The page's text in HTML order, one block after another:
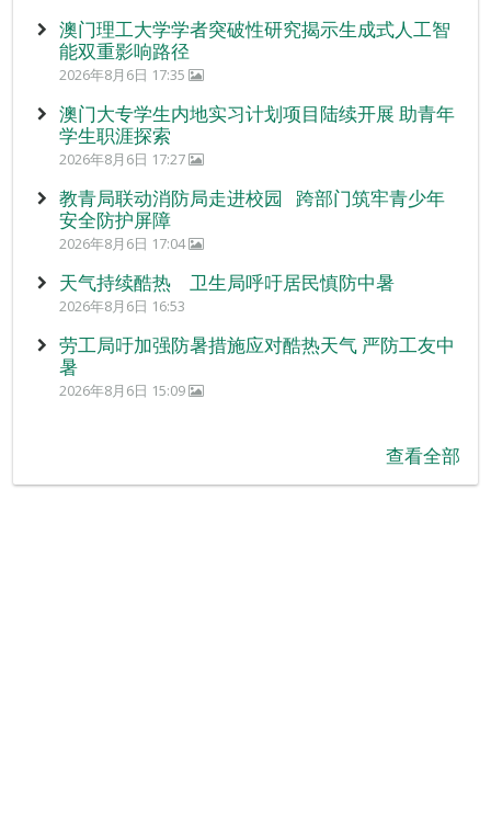
澳门理工大学学者突破性研究揭示生成式人工智
能双重影响路径
2026年8月6日 17:35
澳门大专学生内地实习计划项目陆续开展 助青年
学生职涯探索
2026年8月6日 17:27
教青局联动消防局走进校园 跨部门筑牢青少年
安全防护屏障
2026年8月6日 17:04
天气持续酷热 卫生局呼吁居民慎防中暑
2026年8月6日 16:53
劳工局吁加强防暑措施应对酷热天气 严防工友中
暑
2026年8月6日 15:09
查看全部